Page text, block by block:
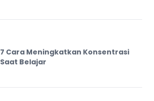
7 Cara Meningkatkan Konsentrasi
Saat Belajar